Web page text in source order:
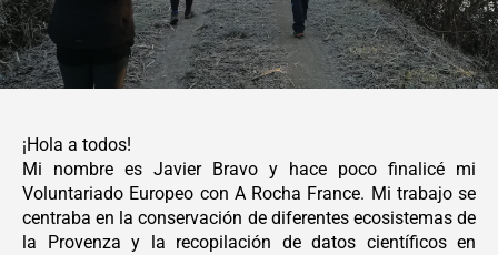
¡Hola a todos!
Mi nombre es Javier Bravo y hace poco finalicé mi
Voluntariado Europeo con A Rocha France. Mi trabajo se
centraba en la conservación de diferentes ecosistemas de
la Provenza y la recopilación de datos científicos en